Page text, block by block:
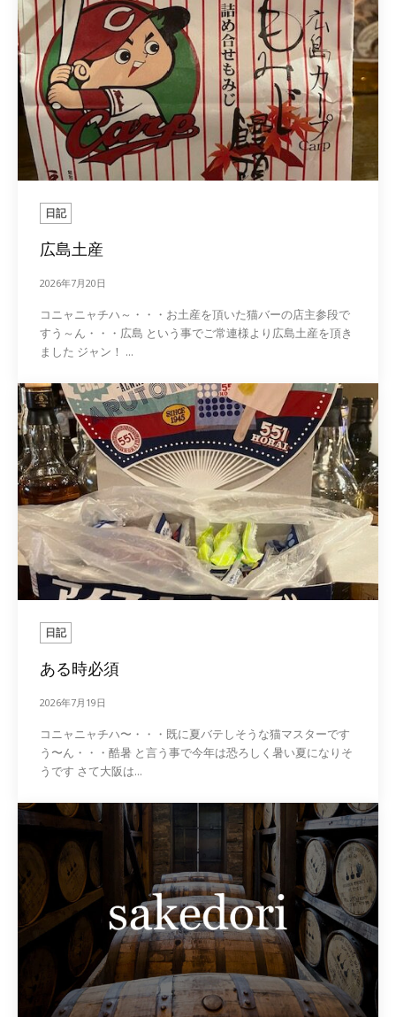
日記
広島土産
2026年7月20日
コニャニャチハ～・・・お土産を頂いた猫バーの店主参段で
すう～ん・・・広島 という事でご常連様より広島土産を頂き
ました ジャン！ ...
日記
ある時必須
2026年7月19日
コニャニャチハ〜・・・既に夏バテしそうな猫マスターです
う〜ん・・・酷暑 と言う事で今年は恐ろしく暑い夏になりそ
うです さて大阪は...